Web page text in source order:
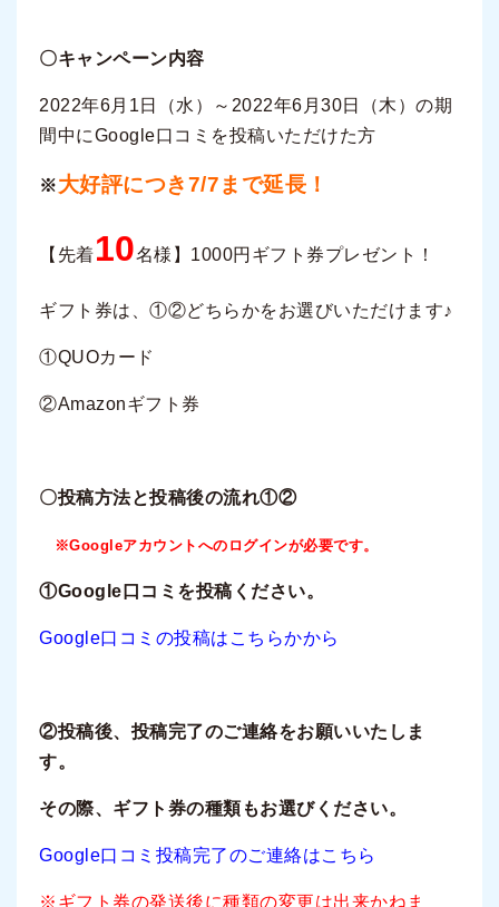
〇キャンペーン内容
2022年6月1日（水）～2022年6月30日（木）の期
間中にGoogle口コミを投稿いただけた方
※大好評につき7/7まで延長！
【先着10名様】1000円ギフト券プレゼント！
ギフト券は、①②どちらかをお選びいただけます♪
①QUOカード
②Amazonギフト券
〇投稿方法と投稿後の流れ①②
※Googleアカウントへのログインが必要です。
①Google口コミを投稿ください。
Google口コミの投稿はこちらかから
②投稿後、投稿完了のご連絡をお願いいたしま
す。
その際、ギフト券の種類もお選びください。
Google口コミ投稿完了のご連絡はこちら
※ギフト券の発送後に種類の変更は出来かねま